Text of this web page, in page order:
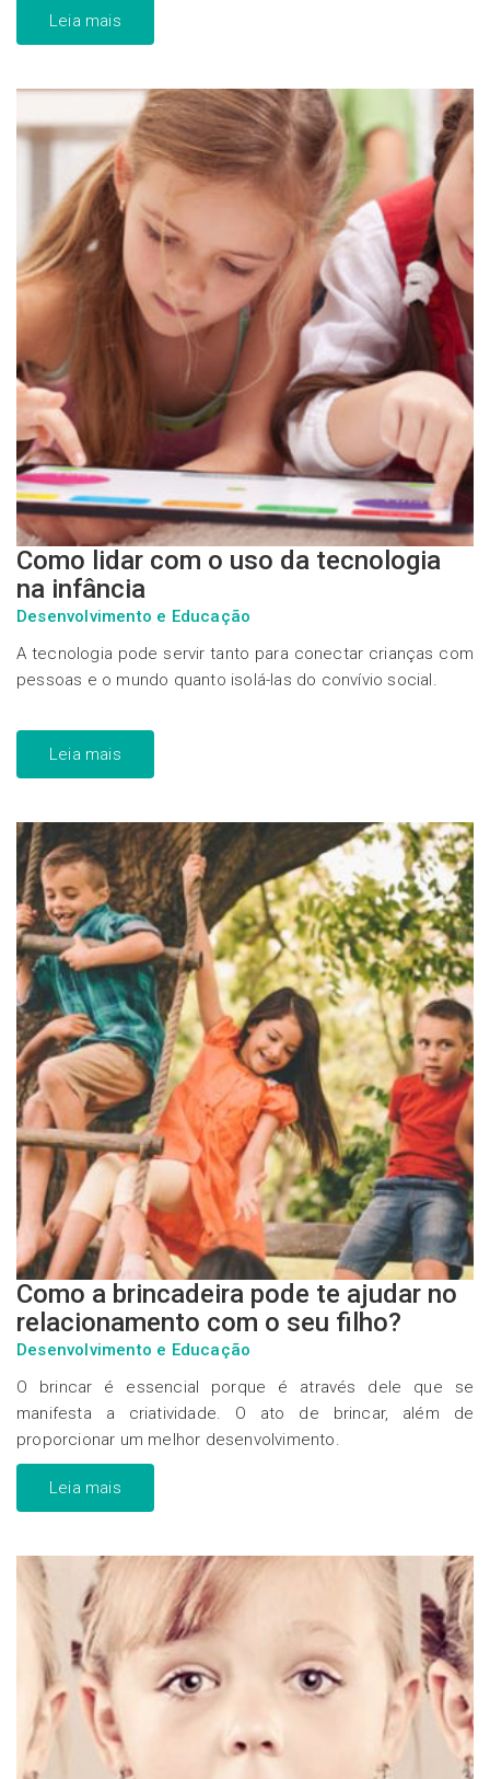
Leia mais
Como lidar com o uso da tecnologia
na infância
Desenvolvimento e Educação
A tecnologia pode servir tanto para conectar crianças com
pessoas e o mundo quanto isolá-las do convívio social.
Leia mais
Como a brincadeira pode te ajudar no
relacionamento com o seu filho?
Desenvolvimento e Educação
O brincar é essencial porque é através dele que se
manifesta a criatividade. O ato de brincar, além de
proporcionar um melhor desenvolvimento.
Leia mais